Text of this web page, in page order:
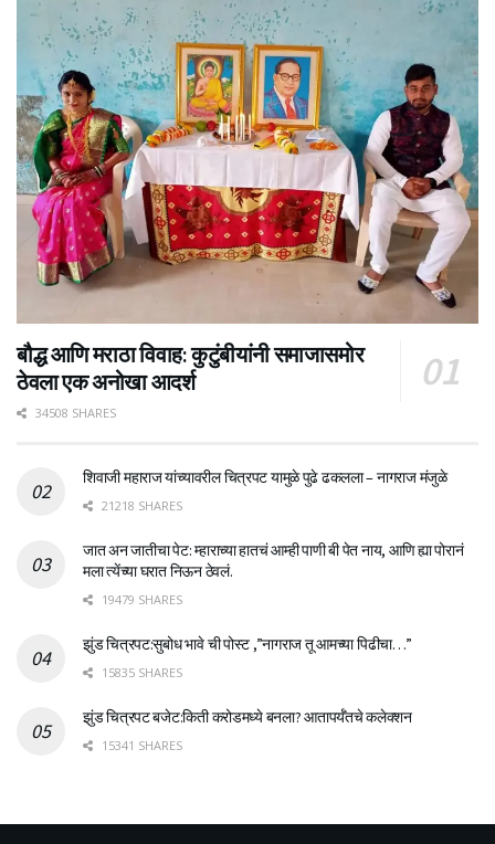
बौद्ध आणि मराठा विवाह: कुटुंबीयांनी समाजासमोर
ठेवला एक अनोखा आदर्श
34508 SHARES
शिवाजी महाराज यांच्यावरील चित्रपट यामुळे पुढे ढकलला – नागराज मंजुळे
21218 SHARES
जात अन जातीचा पेट: म्हाराच्या हातचं आम्ही पाणी बी पेत नाय, आणि ह्या पोरानं
मला त्येंच्या घरात निऊन ठेवलं.
19479 SHARES
झुंड चित्रपट:सुबोध भावे ची पोस्ट ,”नागराज तू आमच्या पिढीचा…”
15835 SHARES
झुंड चित्रपट बजेट:किती करोडमध्ये बनला? आतापर्यँतचे कलेक्शन
15341 SHARES